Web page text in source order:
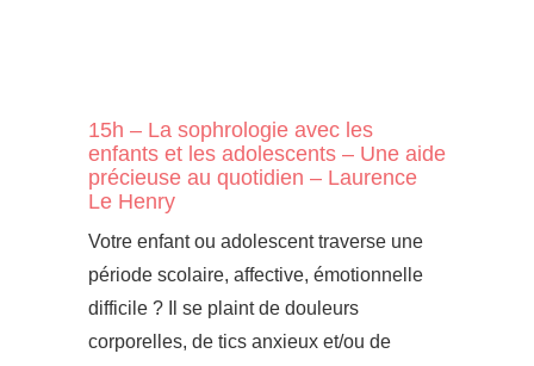
15h – La sophrologie avec les
enfants et les adolescents – Une aide
précieuse au quotidien – Laurence
Le Henry
Votre enfant ou adolescent traverse une
période scolaire, affective, émotionnelle
difficile ? Il se plaint de douleurs
corporelles, de tics anxieux et/ou de